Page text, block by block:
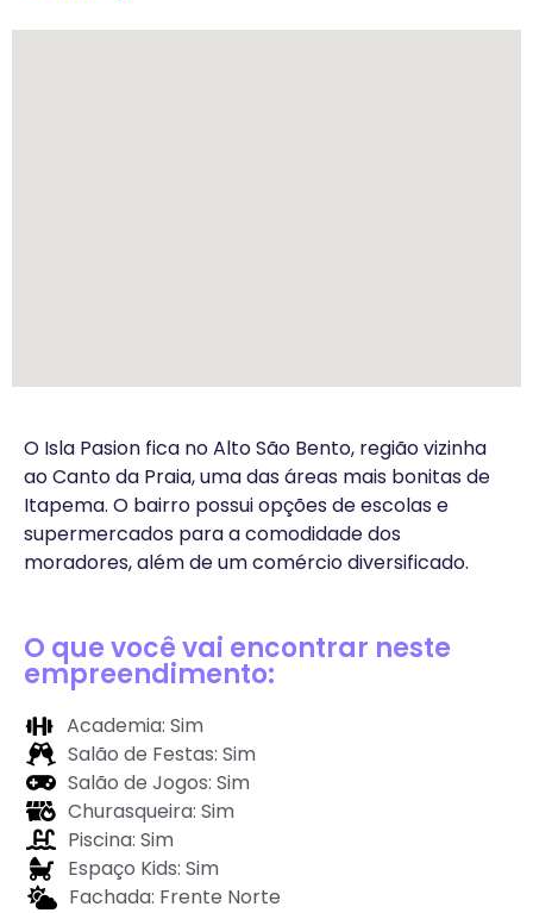
O Isla Pasion fica no Alto São Bento, região vizinha
ao Canto da Praia, uma das áreas mais bonitas de
Itapema. O bairro possui opções de escolas e
supermercados para a comodidade dos
moradores, além de um comércio diversificado.
O que você vai encontrar neste
empreendimento:
Academia: Sim
Salão de Festas: Sim
Salão de Jogos: Sim
Churasqueira: Sim
Piscina: Sim
Espaço Kids: Sim
Fachada: Frente Norte